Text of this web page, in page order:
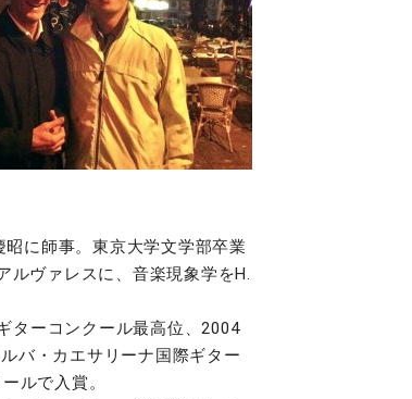
に師事。東京大学文学部卒業
ルヴァレスに、音楽現象学をH.
ターコンクール最高位、2004
バ・カエサリーナ国際ギター
ルで入賞。